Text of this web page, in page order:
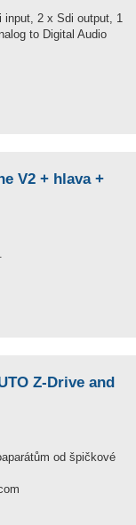
input, 2 x Sdi output, 1
to Digital Audio
V2 + hlava +
Z-Drive and
od špičkové